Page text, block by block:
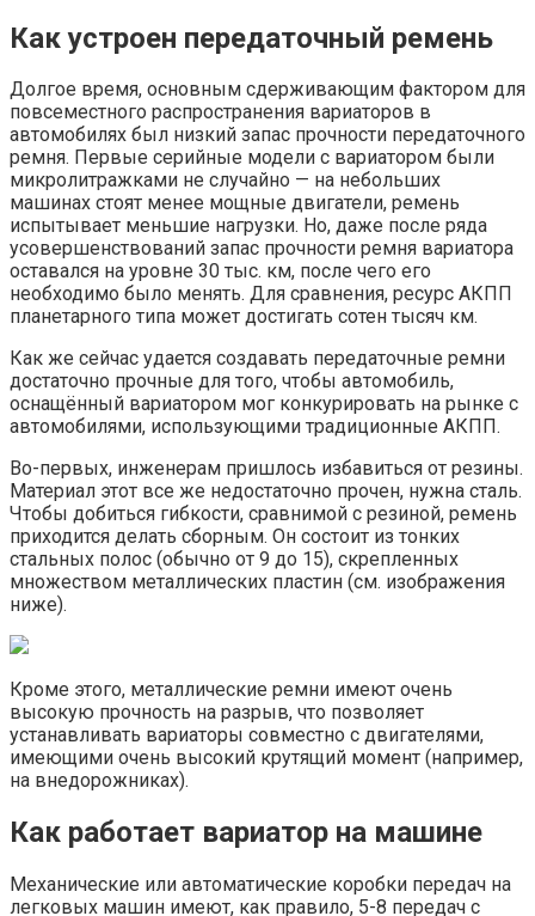
Как устроен передаточный ремень
Долгое время, основным сдерживающим фактором для
повсеместного распространения вариаторов в
автомобилях был низкий запас прочности передаточного
ремня. Первые серийные модели с вариатором были
микролитражками не случайно — на небольших
машинах стоят менее мощные двигатели, ремень
испытывает меньшие нагрузки. Но, даже после ряда
усовершенствований запас прочности ремня вариатора
оставался на уровне 30 тыс. км, после чего его
необходимо было менять. Для сравнения, ресурс АКПП
планетарного типа может достигать сотен тысяч км.
Как же сейчас удается создавать передаточные ремни
достаточно прочные для того, чтобы автомобиль,
оснащённый вариатором мог конкурировать на рынке с
автомобилями, использующими традиционные АКПП.
Во-первых, инженерам пришлось избавиться от резины.
Материал этот все же недостаточно прочен, нужна сталь.
Чтобы добиться гибкости, сравнимой с резиной, ремень
приходится делать сборным. Он состоит из тонких
стальных полос (обычно от 9 до 15), скрепленных
множеством металлических пластин (см. изображения
ниже).
Кроме этого, металлические ремни имеют очень
высокую прочность на разрыв, что позволяет
устанавливать вариаторы совместно с двигателями,
имеющими очень высокий крутящий момент (например,
на внедорожниках).
Как работает вариатор на машине
Механические или автоматические коробки передач на
легковых машин имеют, как правило, 5-8 передач с